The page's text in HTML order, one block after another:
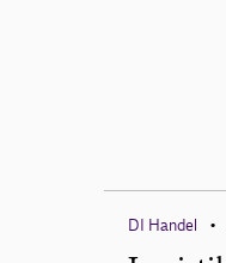
DI Handel •